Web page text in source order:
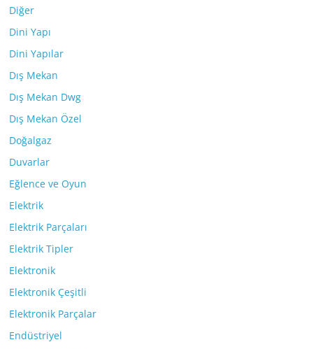
Diğer
Dini Yapı
Dini Yapılar
Dış Mekan
Dış Mekan Dwg
Dış Mekan Özel
Doğalgaz
Duvarlar
Eğlence ve Oyun
Elektrik
Elektrik Parçaları
Elektrik Tipler
Elektronik
Elektronik Çeşitli
Elektronik Parçalar
Endüstriyel